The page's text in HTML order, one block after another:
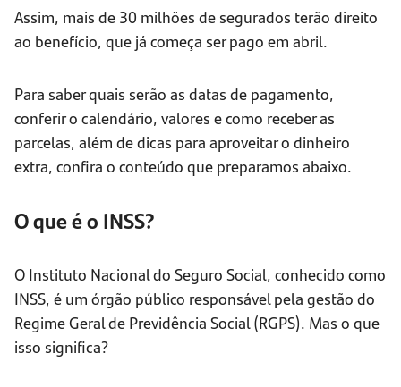
Assim, mais de 30 milhões de segurados terão direito
ao benefício, que já começa ser pago em abril.
Para saber quais serão as datas de pagamento,
conferir o calendário, valores e como receber as
parcelas, além de dicas para aproveitar o dinheiro
extra, confira o conteúdo que preparamos abaixo.
O que é o INSS?
O Instituto Nacional do Seguro Social, conhecido como
INSS, é um órgão público responsável pela gestão do
Regime Geral de Previdência Social (RGPS). Mas o que
isso significa?